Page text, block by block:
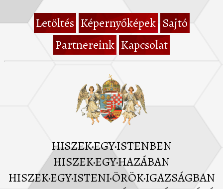
Letöltés Képernyőképek Sajtó
Partnereink Kapcsolat
HISZEK·EGY·ISTENBEN
HISZEK·EGY·HAZÁBAN
HISZEK·EGY·ISTENI·ÖRÖK·IGAZSÁGBAN